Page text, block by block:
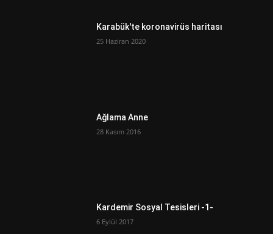
Karabük'te koronavirüs haritası
25 Haziran 2020
Ağlama Anne
28 Kasım 2016
Kardemir Sosyal Tesisleri -1-
6 Eylül 2017